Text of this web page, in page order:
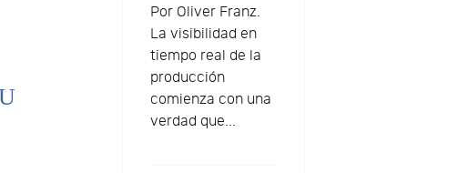
Por Oliver Franz.
La visibilidad en
tiempo real de la
producción
comienza con una
verdad que...